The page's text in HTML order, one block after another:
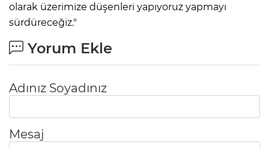
olarak üzerimize düşenleri yapıyoruz yapmayı
sürdüreceğiz."
Yorum Ekle
Adınız Soyadınız
Mesaj